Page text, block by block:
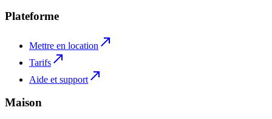
Plateforme
Mettre en location
Tarifs
Aide et support
Maison